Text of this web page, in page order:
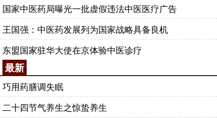
国家中医药局曝光一批虚假违法中医医疗广告
王国强：中医药发展列为国家战略具备良机
东盟国家驻华大使在京体验中医诊疗
最新
巧用药膳调失眠
二十四节气养生之惊蛰养生